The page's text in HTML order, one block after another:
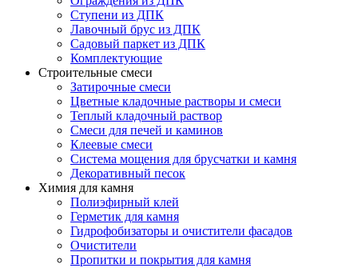
Ступени из ДПК
Лавочный брус из ДПК
Садовый паркет из ДПК
Комплектующие
Строительные смеси
Затирочные смеси
Цветные кладочные растворы и смеси
Теплый кладочный раствор
Смеси для печей и каминов
Клеевые смеси
Система мощения для брусчатки и камня
Декоративный песок
Химия для камня
Полиэфирный клей
Герметик для камня
Гидрофобизаторы и очистители фасадов
Очистители
Пропитки и покрытия для камня